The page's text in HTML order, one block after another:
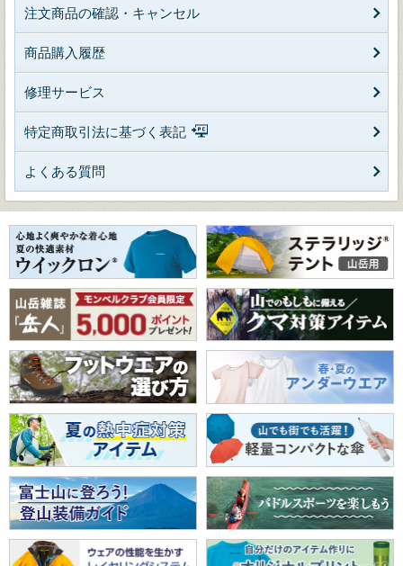
注文商品の確認・キャンセル
商品購入履歴
修理サービス
特定商取引法に基づく表記
よくある質問